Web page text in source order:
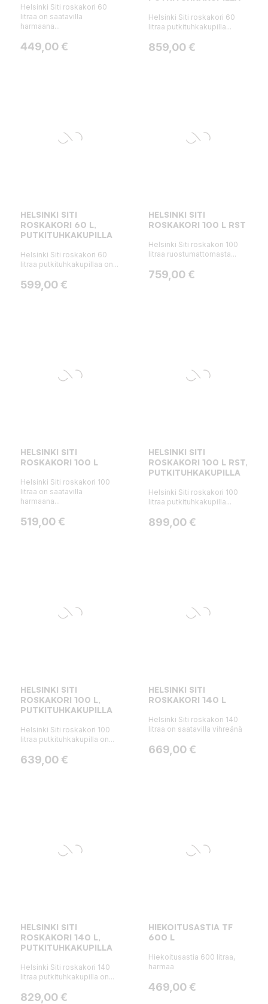
Helsinki Siti roskakori 60
litraa on saatavilla
harmaana...
Hinta
449,00 €
Helsinki Siti roskakori 60
litraa putkituhkakupilla...
Hinta
859,00 €
HELSINKI SITI
ROSKAKORI 60 L,
PUTKITUHKAKUPILLA
Helsinki Siti roskakori 60
litraa putkituhkakupillaa on...
Hinta
599,00 €
HELSINKI SITI
ROSKAKORI 100 L RST
Helsinki Siti roskakori 100
litraa ruostumattomasta...
Hinta
759,00 €
HELSINKI SITI
ROSKAKORI 100 L
Helsinki Siti roskakori 100
litraa on saatavilla
harmaana...
Hinta
519,00 €
HELSINKI SITI
ROSKAKORI 100 L RST,
PUTKITUHKAKUPILLA
Helsinki Siti roskakori 100
litraa putkituhkakupilla...
Hinta
899,00 €
HELSINKI SITI
ROSKAKORI 100 L,
PUTKITUHKAKUPILLA
Helsinki Siti roskakori 100
litraa putkituhkakupilla on...
Hinta
639,00 €
HELSINKI SITI
ROSKAKORI 140 L
Helsinki Siti roskakori 140
litraa on saatavilla vihreänä
Hinta
669,00 €
HELSINKI SITI
ROSKAKORI 140 L,
PUTKITUHKAKUPILLA
Helsinki Siti roskakori 140
litraa putkituhkakupilla on...
Hinta
829,00 €
HIEKOITUSASTIA TF
600 L
Hiekoitusastia 600 litraa,
harmaa
Hinta
469,00 €